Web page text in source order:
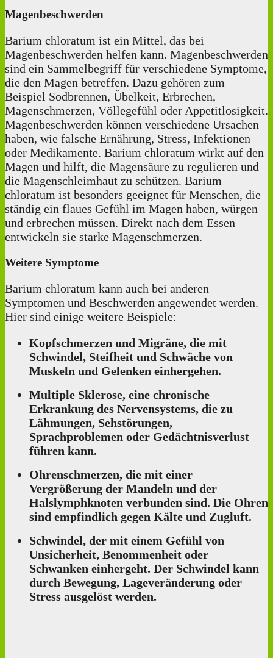
Magenbeschwerden
Barium chloratum ist ein Mittel, das bei
Magenbeschwerden helfen kann. Magenbeschwerden
sind ein Sammelbegriff für verschiedene Symptome,
die den Magen betreffen. Dazu gehören zum
Beispiel Sodbrennen, Übelkeit, Erbrechen,
Magenschmerzen, Völlegefühl oder Appetitlosigkeit.
Magenbeschwerden können verschiedene Ursachen
haben, wie falsche Ernährung, Stress, Infektionen
oder Medikamente. Barium chloratum wirkt auf den
Magen und hilft, die Magensäure zu regulieren und
die Magenschleimhaut zu schützen. Barium
chloratum ist besonders geeignet für Menschen, die
ständig ein flaues Gefühl im Magen haben, würgen
und erbrechen müssen. Direkt nach dem Essen
entwickeln sie starke Magenschmerzen.
Weitere Symptome
Barium chloratum kann auch bei anderen
Symptomen und Beschwerden angewendet werden.
Hier sind einige weitere Beispiele:
Kopfschmerzen und Migräne, die mit
Schwindel, Steifheit und Schwäche von
Muskeln und Gelenken einhergehen.
Multiple Sklerose, eine chronische
Erkrankung des Nervensystems, die zu
Lähmungen, Sehstörungen,
Sprachproblemen oder Gedächtnisverlust
führen kann.
Ohrenschmerzen, die mit einer
Vergrößerung der Mandeln und der
Halslymphknoten verbunden sind. Die Ohren
sind empfindlich gegen Kälte und Zugluft.
Schwindel, der mit einem Gefühl von
Unsicherheit, Benommenheit oder
Schwanken einhergeht. Der Schwindel kann
durch Bewegung, Lageveränderung oder
Stress ausgelöst werden.